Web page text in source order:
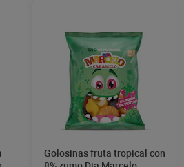
Golosinas fruta tropical con